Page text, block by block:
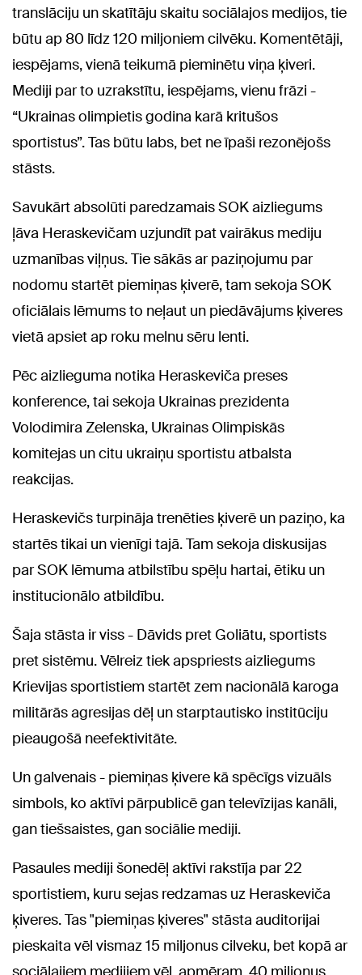
translāciju un skatītāju skaitu sociālajos medijos, tie
būtu ap 80 līdz 120 miljoniem cilvēku. Komentētāji,
iespējams, vienā teikumā pieminētu viņa ķiveri.
Mediji par to uzrakstītu, iespējams, vienu frāzi -
“Ukrainas olimpietis godina karā kritušos
sportistus”. Tas būtu labs, bet ne īpaši rezonējošs
stāsts.
Savukārt absolūti paredzamais SOK aizliegums
ļāva Heraskevičam uzjundīt pat vairākus mediju
uzmanības viļņus. Tie sākās ar paziņojumu par
nodomu startēt piemiņas ķiverē, tam sekoja SOK
oficiālais lēmums to neļaut un piedāvājums ķiveres
vietā apsiet ap roku melnu sēru lenti.
Pēc aizlieguma notika Heraskeviča preses
konference, tai sekoja Ukrainas prezidenta
Volodimira Zelenska, Ukrainas Olimpiskās
komitejas un citu ukraiņu sportistu atbalsta
reakcijas.
Heraskevičs turpināja trenēties ķiverē un paziņo, ka
startēs tikai un vienīgi tajā. Tam sekoja diskusijas
par SOK lēmuma atbilstību spēļu hartai, ētiku un
institucionālo atbildību.
Šaja stāsta ir viss - Dāvids pret Goliātu, sportists
pret sistēmu. Vēlreiz tiek apspriests aizliegums
Krievijas sportistiem startēt zem nacionālā karoga
militārās agresijas dēļ un starptautisko institūciju
pieaugošā neefektivitāte.
Un galvenais - piemiņas ķivere kā spēcīgs vizuāls
simbols, ko aktīvi pārpublicē gan televīzijas kanāli,
gan tiešsaistes, gan sociālie mediji.
Pasaules mediji šonedēļ aktīvi rakstīja par 22
sportistiem, kuru sejas redzamas uz Heraskeviča
ķiveres. Tas "piemiņas ķiveres" stāsta auditorijai
pieskaita vēl vismaz 15 miljonus cilveku, bet kopā ar